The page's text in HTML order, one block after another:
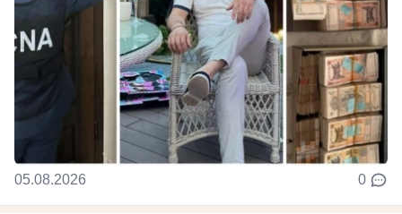
05.08.2026 0